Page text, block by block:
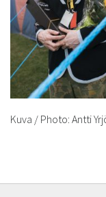
Kuva / Photo: Antti